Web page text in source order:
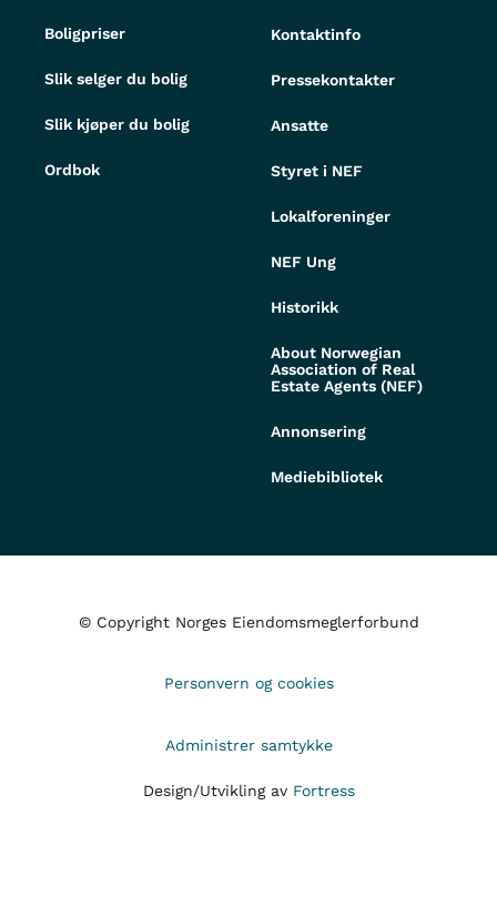
Boligpriser
Slik selger du bolig
Slik kjøper du bolig
Ordbok
Kontaktinfo
Pressekontakter
Ansatte
Styret i NEF
Lokalforeninger
NEF Ung
Historikk
About Norwegian
Association of Real
Estate Agents (NEF)
Annonsering
Mediebibliotek
© Copyright Norges Eiendomsmeglerforbund
Personvern og cookies
Administrer samtykke
Design/Utvikling av Fortress